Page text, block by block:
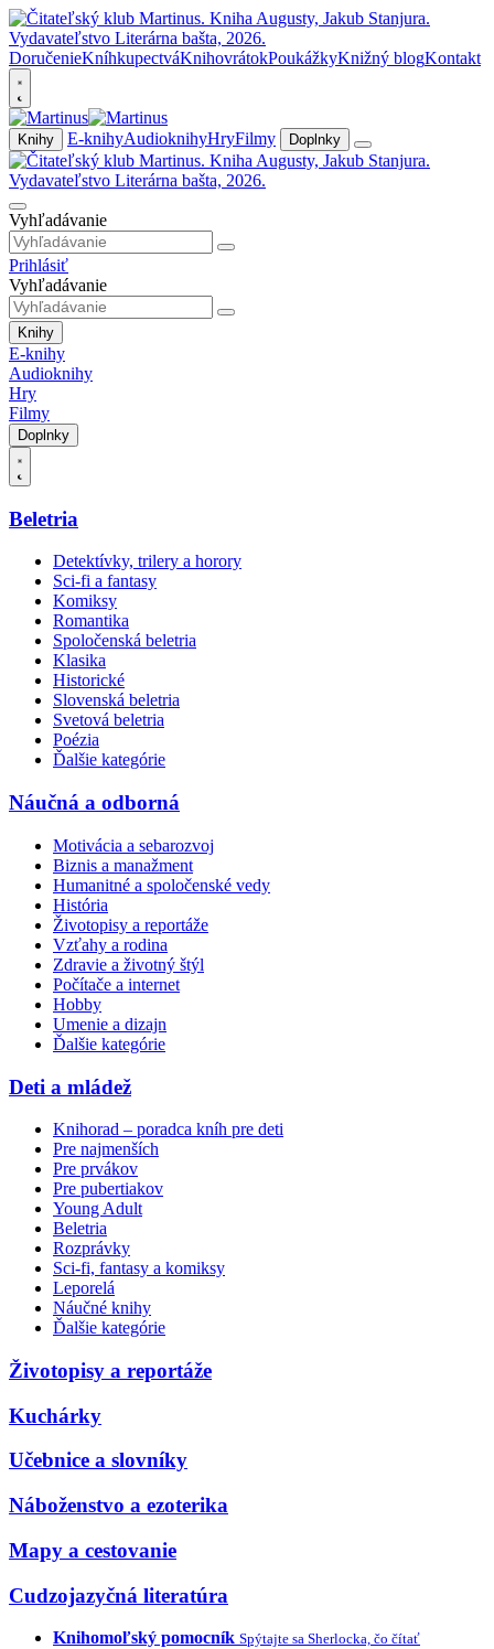
DoručenieKníhkupectváKnihovrátokPoukážkyKnižný blogKontakt
Knihy E-knihyAudioknihyHryFilmy Doplnky
Vyhľadávanie
Prihlásiť
Vyhľadávanie
Knihy
E-knihy
Audioknihy
Hry
Filmy
Doplnky
Beletria
Detektívky, trilery a horory
Sci-fi a fantasy
Komiksy
Romantika
Spoločenská beletria
Klasika
Historické
Slovenská beletria
Svetová beletria
Poézia
Ďalšie kategórie
Náučná a odborná
Motivácia a sebarozvoj
Biznis a manažment
Humanitné a spoločenské vedy
História
Životopisy a reportáže
Vzťahy a rodina
Zdravie a životný štýl
Počítače a internet
Hobby
Umenie a dizajn
Ďalšie kategórie
Deti a mládež
Knihorad – poradca kníh pre deti
Pre najmenších
Pre prvákov
Pre pubertiakov
Young Adult
Beletria
Rozprávky
Sci-fi, fantasy a komiksy
Leporelá
Náučné knihy
Ďalšie kategórie
Životopisy a reportáže
Kuchárky
Učebnice a slovníky
Náboženstvo a ezoterika
Mapy a cestovanie
Cudzojazyčná literatúra
Knihomoľský pomocník Spýtajte sa Sherlocka, čo čítať